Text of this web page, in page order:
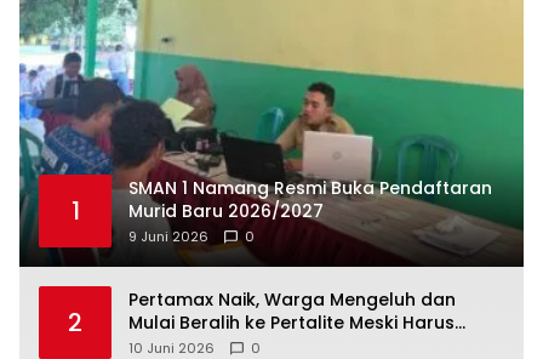
1
SMAN 1 Namang Resmi Buka Pendaftaran
Murid Baru 2026/2027
9 Juni 2026 0
2
‎Pertamax Naik, Warga Mengeluh dan
Mulai Beralih ke Pertalite Meski Harus
10 Juni 2026 0